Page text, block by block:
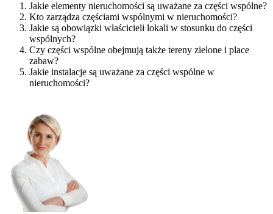
Jakie elementy nieruchomości są uważane za części wspólne?
Kto zarządza częściami wspólnymi w nieruchomości?
Jakie są obowiązki właścicieli lokali w stosunku do części
wspólnych?
Czy części wspólne obejmują także tereny zielone i place
zabaw?
Jakie instalacje są uważane za części wspólne w
nieruchomości?